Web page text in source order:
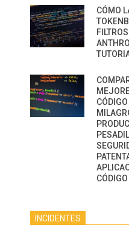
CÓMO
INCIDENTES